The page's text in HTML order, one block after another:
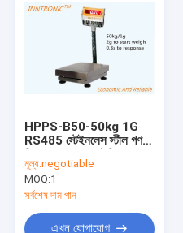
HPPS-B50-50kg 1G
RS485 স্টেইনলেস স্টীল গণনা
প্ল্যাটফর্ম বেঞ্চ স্কেল 300x400
মিমি
মূল্য:negotiable
MOQ:1
সর্বশেষ দাম পান
এখন যোগাযোগ